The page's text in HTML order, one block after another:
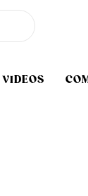
VIDEOS